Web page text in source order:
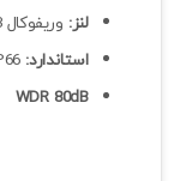
لنز: وریفوکال 3-9mm
استاندارد:
WDR 80dB